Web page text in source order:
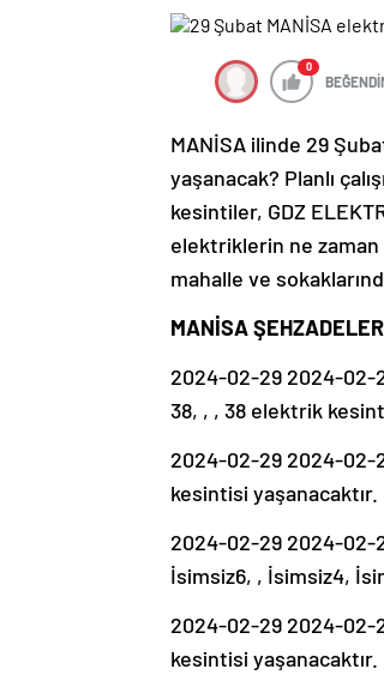
0
MANİSA ilinde 29
yaşanacak? Planlı
kesintiler, GDZ
elektriklerin ne zaman
mahalle ve
MANİSA
2024-02-29 2024-02-
38, , , 38 elektrik
2024-02-29 2024-02-
kesintisi yaşanacaktır.
2024-02-29 2024-02-
İsimsiz6, , İsimsiz4,
2024-02-29 2024-02-
kesintisi yaşanacaktır.